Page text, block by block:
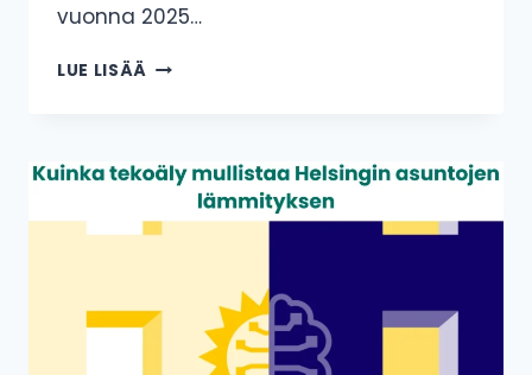
vuonna 2025…
LUE LISÄÄ TUULIVOIMAKATSAUS:
KOTIMAISTA
JA
PÄÄSTÖTÖNTÄ
TUULIVOIMAA